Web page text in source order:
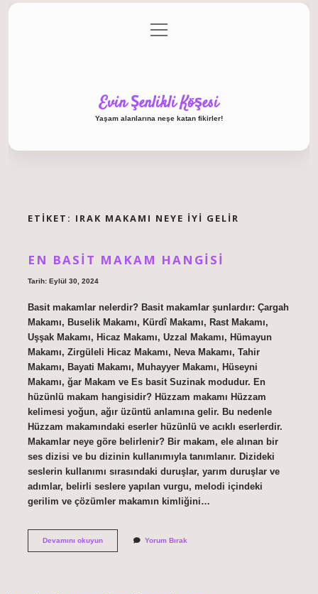
Gizlilik Politikası
menüyü
aç
Evin Şenlikli Köşesi
Yaşam alanlarına neşe katan fikirler!
ETIKET: IRAK MAKAMI NEYE IYI GELIR
EN BASIT MAKAM HANGISI
Tarih: Eylül 30, 2024
Basit makamlar nelerdir? Basit makamlar şunlardır: Çargah
Makamı, Buselik Makamı, Kürdî Makamı, Rast Makamı,
Uşşak Makamı, Hicaz Makamı, Uzzal Makamı, Hümayun
Makamı, Zirgüleli Hicaz Makamı, Neva Makamı, Tahir
Makamı, Bayati Makamı, Muhayyer Makamı, Hüseyni
Makamı, ğar Makam ve Es basit Suzinak modudur. En
hüzünlü makam hangisidir? Hüzzam makamı Hüzzam
kelimesi yoğun, ağır üzüntü anlamına gelir. Bu nedenle
Hüzzam makamındaki eserler hüzünlü ve acıklı eserlerdir.
Makamlar neye göre belirlenir? Bir makam, ele alınan bir
ses dizisi ve bu dizinin kullanımıyla tanımlanır. Dizideki
seslerin kullanımı sırasındaki duruşlar, yarım duruşlar ve
adımlar, belirli seslere yapılan vurgu, melodi içindeki
gerilim ve çözümler makamın kimliğini…
Devamını okuyunEn
Yorum Bırak